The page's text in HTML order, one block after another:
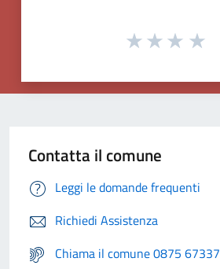
Contatta il comune
Leggi le domande frequenti
Richiedi Assistenza
Chiama il comune 0875 67337